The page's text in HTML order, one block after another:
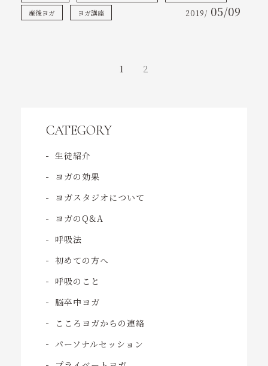
産後ヨガ
ヨガ講座 2019/ 05/09
1 2
CATEGORY
生徒紹介
ヨガの効果
ヨガスタジオについて
ヨガのQ&A
呼吸法
初めての方へ
呼吸のこと
脳卒中ヨガ
こころヨガからの連絡
パーソナルセッション